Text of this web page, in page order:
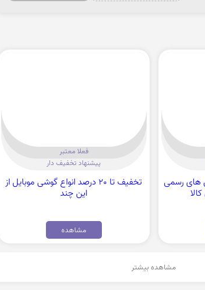
کفش های رسمی
فعلا معتبر
پیشنهاد تخفیف دار
تخفیف تا 20 درصد انواع گوشی موبایل از
این چند
مشاهده
مشاهده بیشتر